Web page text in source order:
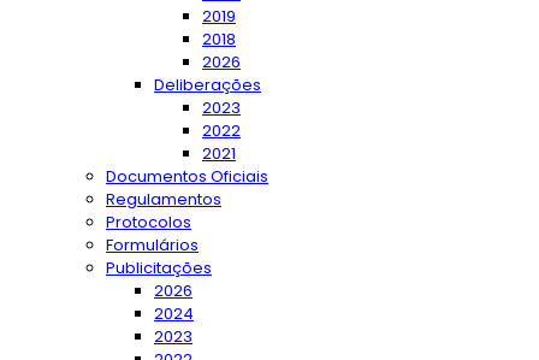
2019
2018
2026
Deliberações
2023
2022
2021
Documentos Oficiais
Regulamentos
Protocolos
Formulários
Publicitações
2026
2024
2023